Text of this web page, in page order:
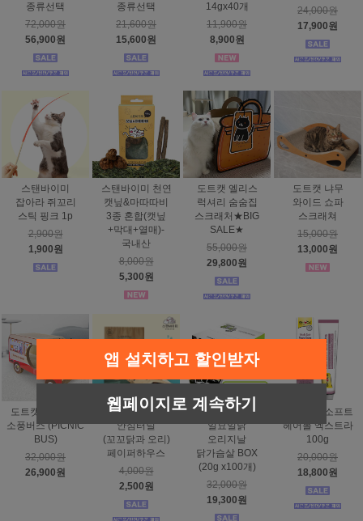
종류선택
72,000원
56,900원
종류선택
21,600원
15,600원
14gx40개
11,900원
8,900원
24,000원
17,900원
스탠바이미
잡아라 쥐꼬리
스틱 핑크 1p
2,900원
1,900원
스탠바이미 천연
캣닢&마따따비
3종 혼합(캣닢
+막대+열매)-
국내산
8,000원
5,300원
도트캣 엘리스
럭셔리 숨숨집
스크래처★BIG
SALE★
55,000원
29,800원
도트캣 냐무
와이드 쇼파
스크래쳐
15,000원
13,000원
도트캣 스크래처
소풍버스 (PICNIC
BUS)
32,000원
26,900원
스탠바이미
안심터널
(꼬꼬닭과 오리)
페이퍼하우스
4,000원
2,500원
태비토퍼
일묘일닭
오리지날
닭가슴살 BOX
(20g x100개)
32,000원
19,300원
짐펫 몰트소프트
헤어볼 엑스트라
100g
20,000원
18,800원
앱 설치하고 할인받자
웹페이지로 계속하기